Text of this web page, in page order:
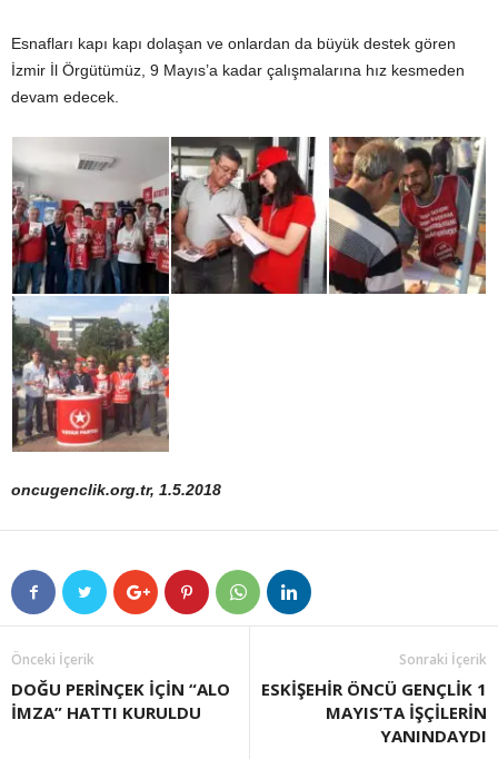
Esnafları kapı kapı dolaşan ve onlardan da büyük destek gören
İzmir İl Örgütümüz, 9 Mayıs’a kadar çalışmalarına hız kesmeden
devam edecek.
oncugenclik.org.tr, 1.5.2018
Önceki İçerik
DOĞU PERİNÇEK İÇİN “ALO
İMZA” HATTI KURULDU
Sonraki İçerik
ESKİŞEHİR ÖNCÜ GENÇLİK 1
MAYIS’TA İŞÇİLERİN
YANINDAYDI